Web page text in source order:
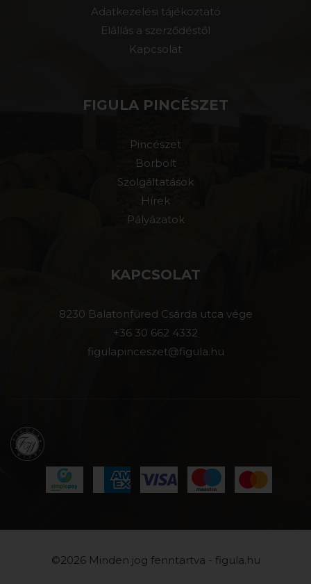
Adatkezelési tájékoztató
Elállás a szerződéstől
Kapcsolat
FIGULA PINCÉSZET
Pincészet
Borbolt
Szolgáltatások
Hírek
Pályázatok
KAPCSOLAT
8230 Balatonfüred Csárda utca vége
+36 30 662 4332
figulapinceszet@figula.hu
©2026 Minden jog fenntartva - figula.hu